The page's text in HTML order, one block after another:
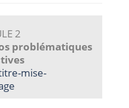
2
problématiques